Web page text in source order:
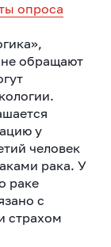
опроса
обращают
у
человек
рака. У
раке
с
страхом